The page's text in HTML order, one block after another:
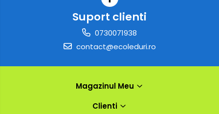
Suport clienti
0730071938
contact@ecoleduri.ro
Magazinul Meu
Clienti